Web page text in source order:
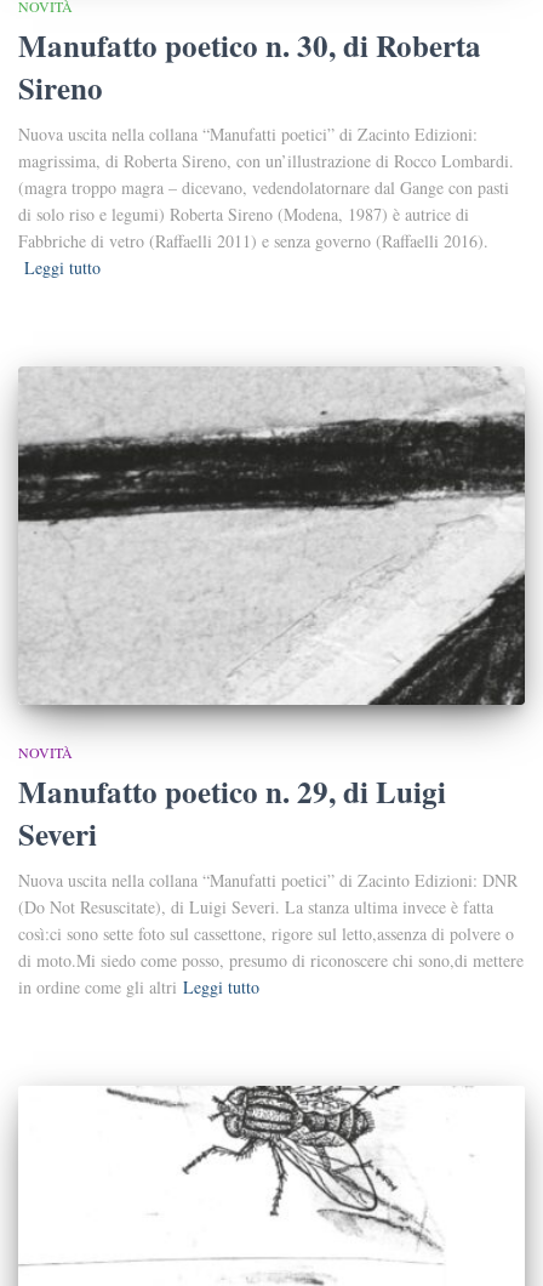
NOVITÀ
Manufatto poetico n. 30, di Roberta
Sireno
Nuova uscita nella collana “Manufatti poetici” di Zacinto Edizioni:
magrissima, di Roberta Sireno, con un’illustrazione di Rocco Lombardi.
(magra troppo magra – dicevano, vedendolatornare dal Gange con pasti
di solo riso e legumi) Roberta Sireno (Modena, 1987) è autrice di
Fabbriche di vetro (Raffaelli 2011) e senza governo (Raffaelli 2016).
Leggi tutto
NOVITÀ
Manufatto poetico n. 29, di Luigi
Severi
Nuova uscita nella collana “Manufatti poetici” di Zacinto Edizioni: DNR
(Do Not Resuscitate), di Luigi Severi. La stanza ultima invece è fatta
così:ci sono sette foto sul cassettone, rigore sul letto,assenza di polvere o
di moto.Mi siedo come posso, presumo di riconoscere chi sono,di mettere
in ordine come gli altri Leggi tutto